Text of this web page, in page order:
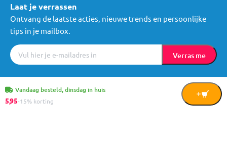
Vandaag besteld, dinsdag in huis
5,95-15% korting
In
Laat je verrassen
Ontvang de laatste acties, nieuwe trends en persoonlijke
tips in je mailbox.
Verras me
Algemene voorwaarden Cookies © Mama Loes & Kids B.V.